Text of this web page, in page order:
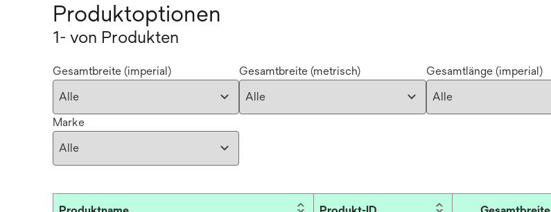
Produktoptionen
1- von Produkten
Gesamtbreite (imperial) Gesamtbreite (metrisch) Gesamtlänge (imperial)
Marke